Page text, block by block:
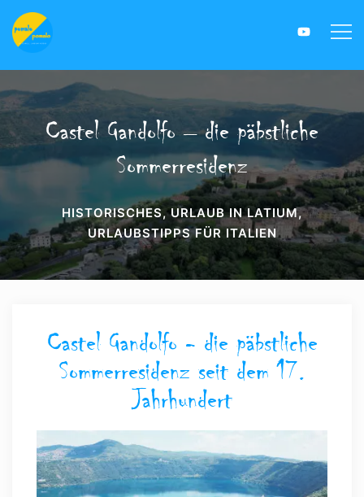
Castel Gandolfo – die päbstliche
Sommerresidenz
HISTORISCHES,URLAUB IN LATIUM,
URLAUBSTIPPS FÜR ITALIEN
Castel Gandolfo - die päbstliche
Sommerresidenz seit dem 17.
Jahrhundert